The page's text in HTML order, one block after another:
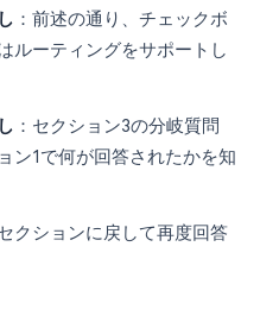
：前述の通り、チェックボ
ルーティングをサポートし
：セクション3の分岐質問
ン1で何が回答されたかを知
クションに戻して再度回答